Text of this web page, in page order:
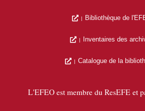
Bibliothèque de
Inventaires des
Catalogue de la
L'EFEO est membre du ResEFE et